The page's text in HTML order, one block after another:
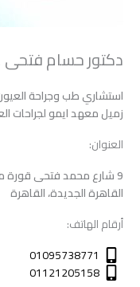
دكتور حسام فتحى
استشاري طب وجراحة
زميل معهد ايمو لجراحات
العنوان:
9 شارع محمد فتحى قورة
القاهرة الجديدة، القاهرة
أرقام الهاتف:
01095738771
01121205158